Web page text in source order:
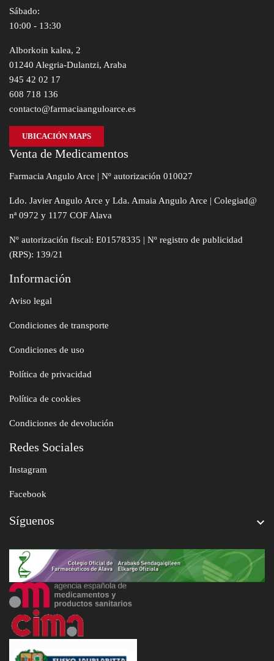
Sábado:
10:00 - 13:30
Alborkoin kalea, 2
01240 Alegria-Dulantzi, Araba
945 42 02 17
608 718 136
contacto@farmaciaanguloarce.es
UBICACIÓN MAPS
Venta de Medicamentos
Farmacia Angulo Arce | Nº autorización 010027
Ldo. Javier Angulo Arce y Lda. Amaia Angulo Arce | Colegiad@
nª 0972 y 1177 COF Alava
Nº autorización fiscal: E01578335 | Nº registro de publicidad
(RPS): 139/21
Información
Aviso legal
Condiciones de transporte
Condiciones de uso
Política de privacidad
Política de cookies
Condiciones de devolución
Redes Sociales
Instagram
Facebook
Síguenos 